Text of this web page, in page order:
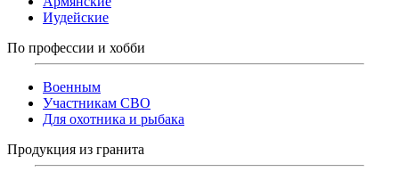
Иудейские
По профессии и хобби
Военным
Участникам СВО
Для охотника и рыбака
Продукция из гранита